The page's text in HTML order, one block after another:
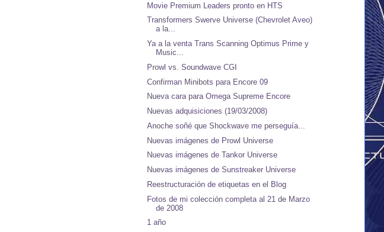
Movie Premium Leaders pronto en HTS
Transformers Swerve Universe (Chevrolet Aveo)
a la...
Ya a la venta Trans Scanning Optimus Prime y
Music...
Prowl vs. Soundwave CGI
Confirman Minibots para Encore 09
Nueva cara para Omega Supreme Encore
Nuevas adquisiciones (19/03/2008)
Anoche soñé que Shockwave me perseguía...
Nuevas imágenes de Prowl Universe
Nuevas imágenes de Tankor Universe
Nuevas imágenes de Sunstreaker Universe
Reestructuración de etiquetas en el Blog
Fotos de mi colección completa al 21 de Marzo
de 2008
1 año